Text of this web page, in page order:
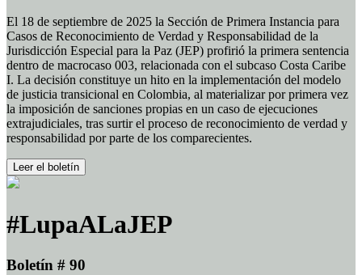
El 18 de septiembre de 2025 la Sección de Primera Instancia para
Casos de Reconocimiento de Verdad y Responsabilidad de la
Jurisdicción Especial para la Paz (JEP) profirió la primera sentencia
dentro de macrocaso 003, relacionada con el subcaso Costa Caribe
I. La decisión constituye un hito en la implementación del modelo
de justicia transicional en Colombia, al materializar por primera vez
la imposición de sanciones propias en un caso de ejecuciones
extrajudiciales, tras surtir el proceso de reconocimiento de verdad y
responsabilidad por parte de los comparecientes.
Leer el boletín
#LupaALaJEP
Boletín # 90